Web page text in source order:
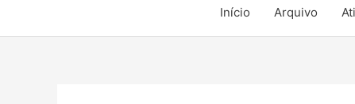
Início Arquivo